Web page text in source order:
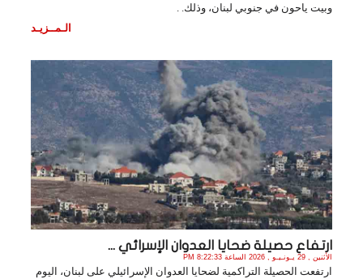
وبيت ياحون في جنوبي لبنان، وذلك. .
الـمــزيـد
ارتفاع حصيلة ضحايا العدوان الإسرائي ...
الأثنين , 29 يـونـيـو , 2026 الساعة 8:22:33 PM
ارتفعت الحصيلة التراكمية لضحايا العدوان الإسرائيلي على لبنان، اليوم